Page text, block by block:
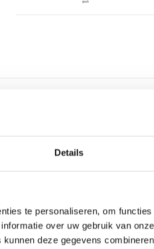
Details
te personaliseren, om
over uw gebruik van
deze gegevens
wit op,
De
PU